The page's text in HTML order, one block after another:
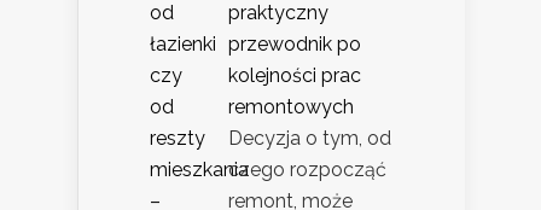
praktyczny
przewodnik po
kolejności prac
remontowych
Decyzja o tym, od
czego rozpocząć
remont, może